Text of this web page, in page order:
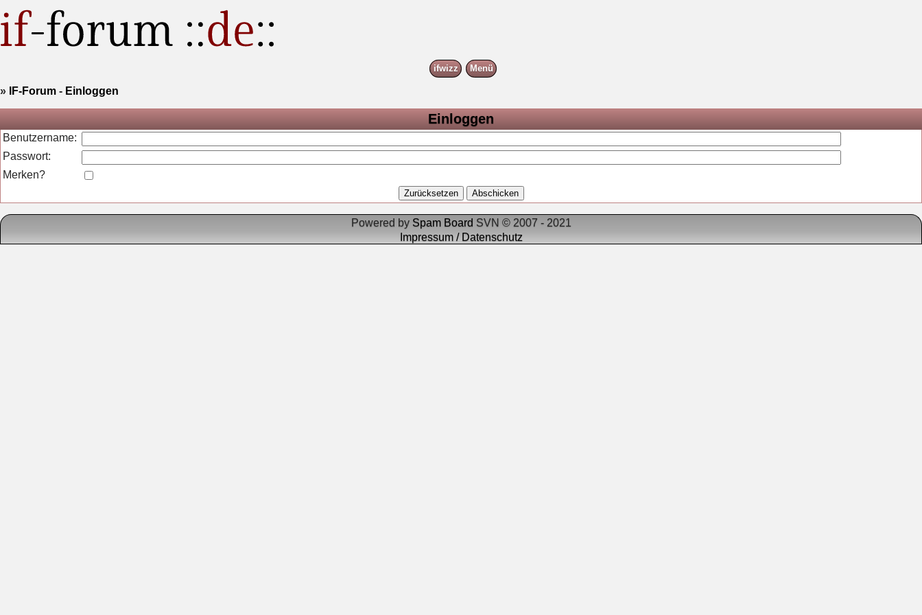
ifwizz Menü
» IF-Forum - Einloggen
Einloggen
Benutzername:
Passwort:
Merken?
Powered by Spam Board SVN © 2007 - 2021
Impressum / Datenschutz